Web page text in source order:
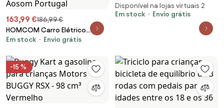
163,99 €186,99 €
HOMCOM Carro Elétrico
Infantil Bateria 12V com 2
2.4G Luzes Buzina Velocidade
Ajustável 100x65x72 cm Rosa |
Aosom Portugal
Em stock Envio grátis
12 a 36 Meses Carro Andador
com Licença Me
Disponível na lojas virtuais 2
Em stock
Envio grátis
-15 %